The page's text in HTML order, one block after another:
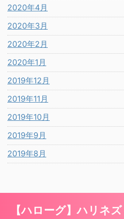
2020年4月
2020年3月
2020年2月
2020年1月
2019年12月
2019年11月
2019年10月
2019年9月
2019年8月
【ハローグ】ハリネ